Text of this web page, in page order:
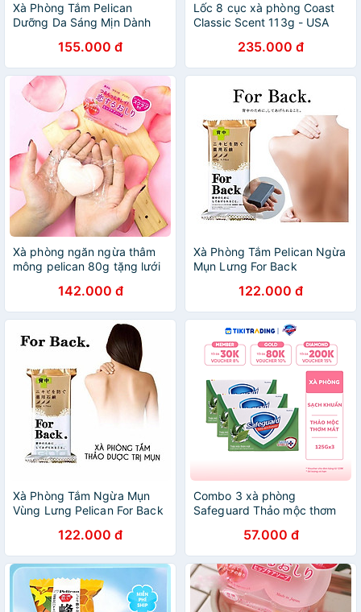
Xà Phòng Tắm Pelican
Dưỡng Da Sáng Mịn Dành
Pelican Deitanseki Body
Scrub Soap Bar 100G
155.000 đ
Lốc 8 cục xà phòng Coast
Classic Scent 113g - USA
235.000 đ
Xà phòng ngăn ngừa thâm
mông pelican 80g tặng lưới
142.000 đ
Xà Phòng Tắm Pelican Ngừa
Mụn Lưng For Back
122.000 đ
Xà Phòng Tắm Ngừa Mụn
Vùng Lưng Pelican For Back
122.000 đ
Combo 3 xà phòng
Safeguard Thảo mộc thơm
57.000 đ